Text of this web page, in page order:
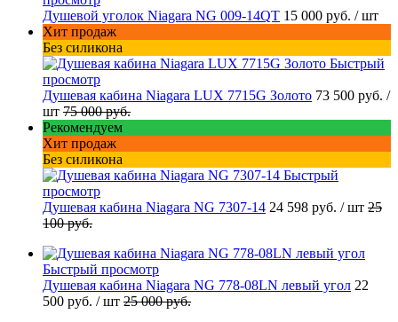
Душевой уголок Niagara NG 009-14QT 15 000 руб. / шт
Хит продаж
Без силикона
Быстрый
просмотр
Душевая кабина Niagara LUX 7715G Золото 73 500 руб. /
шт 75 000 руб.
Рекомендуем
Хит продаж
Без силикона
Быстрый
просмотр
Душевая кабина Niagara NG 7307-14 24 598 руб. / шт 25
100 руб.
Быстрый просмотр
Душевая кабина Niagara NG 778-08LN левый угол 22
500 руб. / шт 25 000 руб.